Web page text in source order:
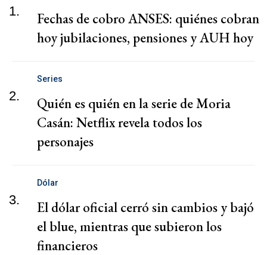
1.
Fechas de cobro ANSES: quiénes cobran
hoy jubilaciones, pensiones y AUH hoy
2.
Series
Quién es quién en la serie de Moria
Casán: Netflix revela todos los
personajes
3.
Dólar
El dólar oficial cerró sin cambios y bajó
el blue, mientras que subieron los
financieros